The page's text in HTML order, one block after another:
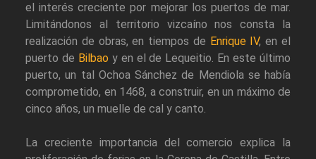
el interés creciente por mejorar los puertos de mar.
Limitándonos al territorio vizcaíno nos consta la
realización de obras, en tiempos de Enrique IV, en el
puerto de Bilbao y en el de Lequeitio. En este último
puerto, un tal Ochoa Sánchez de Mendiola se había
comprometido, en 1468, a construir, en un máximo de
cinco años, un muelle de cal y canto.
La creciente importancia del comercio explica la